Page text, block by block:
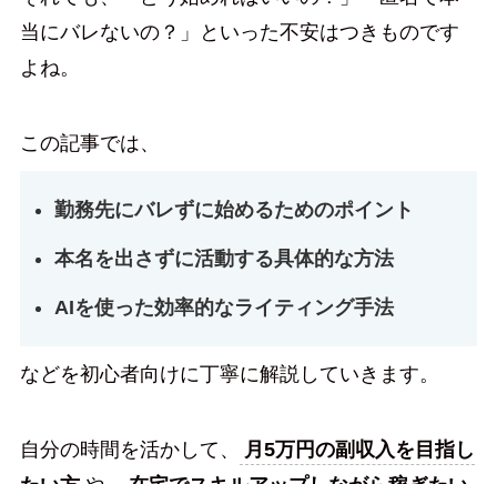
当にバレないの？」といった不安はつきものです
よね。
この記事では、
勤務先にバレずに始めるためのポイント
本名を出さずに活動する具体的な方法
AIを使った効率的なライティング手法
などを初心者向けに丁寧に解説していきます。
自分の時間を活かして、
月5万円の副収入を目指し